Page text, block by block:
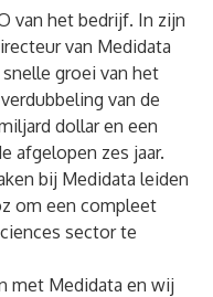
van het bedrijf. In zijn
van Medidata
groei van het
van de
dollar en een
afgelopen zes jaar.
bij Medidata leiden
om een compleet
sector te
met Medidata en wij